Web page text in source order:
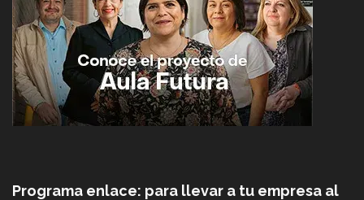
Programa enlace: para llevar a tu empresa al